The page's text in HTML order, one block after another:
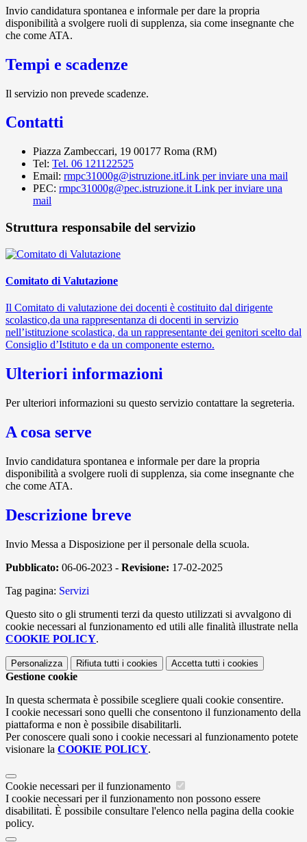
Invio candidatura spontanea e informale per dare la propria
disponibilità a svolgere ruoli di supplenza, sia come insegnante che
che come ATA.
Tempi e scadenze
Il servizio non prevede scadenze.
Contatti
Piazza Zambeccari, 19 00177 Roma (RM)
Tel: Tel. 06 121122525
Email: rmpc31000g@istruzione.itLink per inviare una mail
PEC: rmpc31000g@pec.istruzione.it Link per inviare una
mail
Struttura responsabile del servizio
Comitato di Valutazione
Il Comitato di valutazione dei docenti è costituito dal dirigente
scolastico,da una rappresentanza di docenti in servizio
nell’istituzione scolastica, da un rappresentante dei genitori scelto dal
Consiglio d’Istituto e da un componente esterno.
Ulteriori informazioni
Per ulteriori informazioni su questo servizio contattare la segreteria.
A cosa serve
Invio candidatura spontanea e informale per dare la propria
disponibilità a svolgere ruoli di supplenza, sia come insegnante che
che come ATA.
Descrizione breve
Invio Messa a Disposizione per il personale della scuola.
Pubblicato: 06-06-2023 - Revisione: 17-02-2025
Tag pagina: Servizi
Questo sito o gli strumenti terzi da questo utilizzati si avvalgono di
cookie necessari al funzionamento ed utili alle finalità illustrate nella
COOKIE POLICY.
Personalizza Rifiuta tutti i cookies Accetta tutti i cookies
Gestione cookie
In questa schermata è possibile scegliere quali cookie consentire.
I cookie necessari sono quelli che consentono il funzionamento della
piattaforma e non è possibile disabilitarli.
Per conoscere quali sono i cookie necessari al funzionamento potete
visionare la COOKIE POLICY.
Cookie necessari per il funzionamento
I cookie necessari per il funzionamento non possono essere
disabilitati. È possibile consultare l'elenco nella pagina della cookie
policy.